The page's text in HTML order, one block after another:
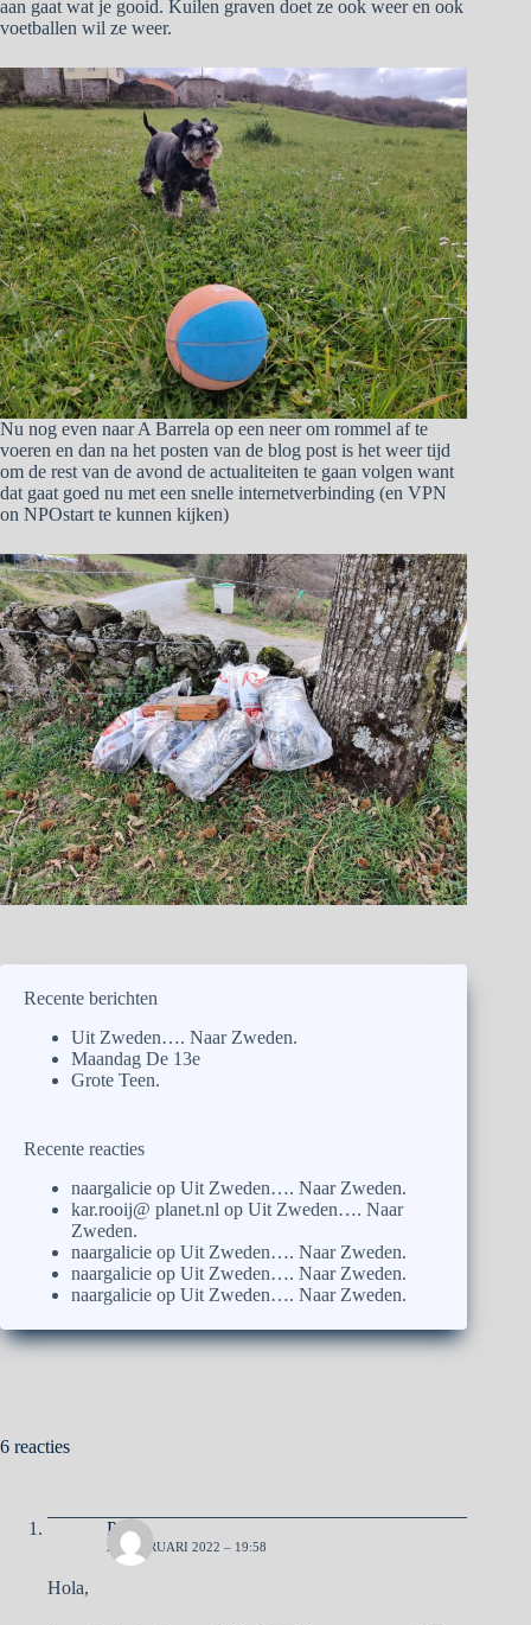
aan gaat wat je gooid. Kuilen graven doet ze ook weer en ook
voetballen wil ze weer.
Nu nog even naar A Barrela op een neer om rommel af te
voeren en dan na het posten van de blog post is het weer tijd
om de rest van de avond de actualiteiten te gaan volgen want
dat gaat goed nu met een snelle internetverbinding (en VPN
on NPOstart te kunnen kijken)
Recente berichten
Uit Zweden…. Naar Zweden.
Maandag De 13e
Grote Teen.
Recente reacties
naargalicie op Uit Zweden…. Naar Zweden.
kar.rooij@ planet.nl op Uit Zweden…. Naar
Zweden.
naargalicie op Uit Zweden…. Naar Zweden.
naargalicie op Uit Zweden…. Naar Zweden.
naargalicie op Uit Zweden…. Naar Zweden.
6 reacties
Pa
27 FEBRUARI 2022 – 19:58
Hola,